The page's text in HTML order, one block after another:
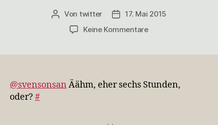
Beitragsautor
Von twitter Veröffentlichungsdatum
17. Mai 2015
Keine Kommentarezu
Stunden,
@svensonsan Äähm, eher sechs Stunden,
oder? #